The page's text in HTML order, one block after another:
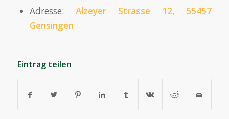
Adresse: Alzeyer Strasse 12, 55457
Gensingen
Eintrag teilen